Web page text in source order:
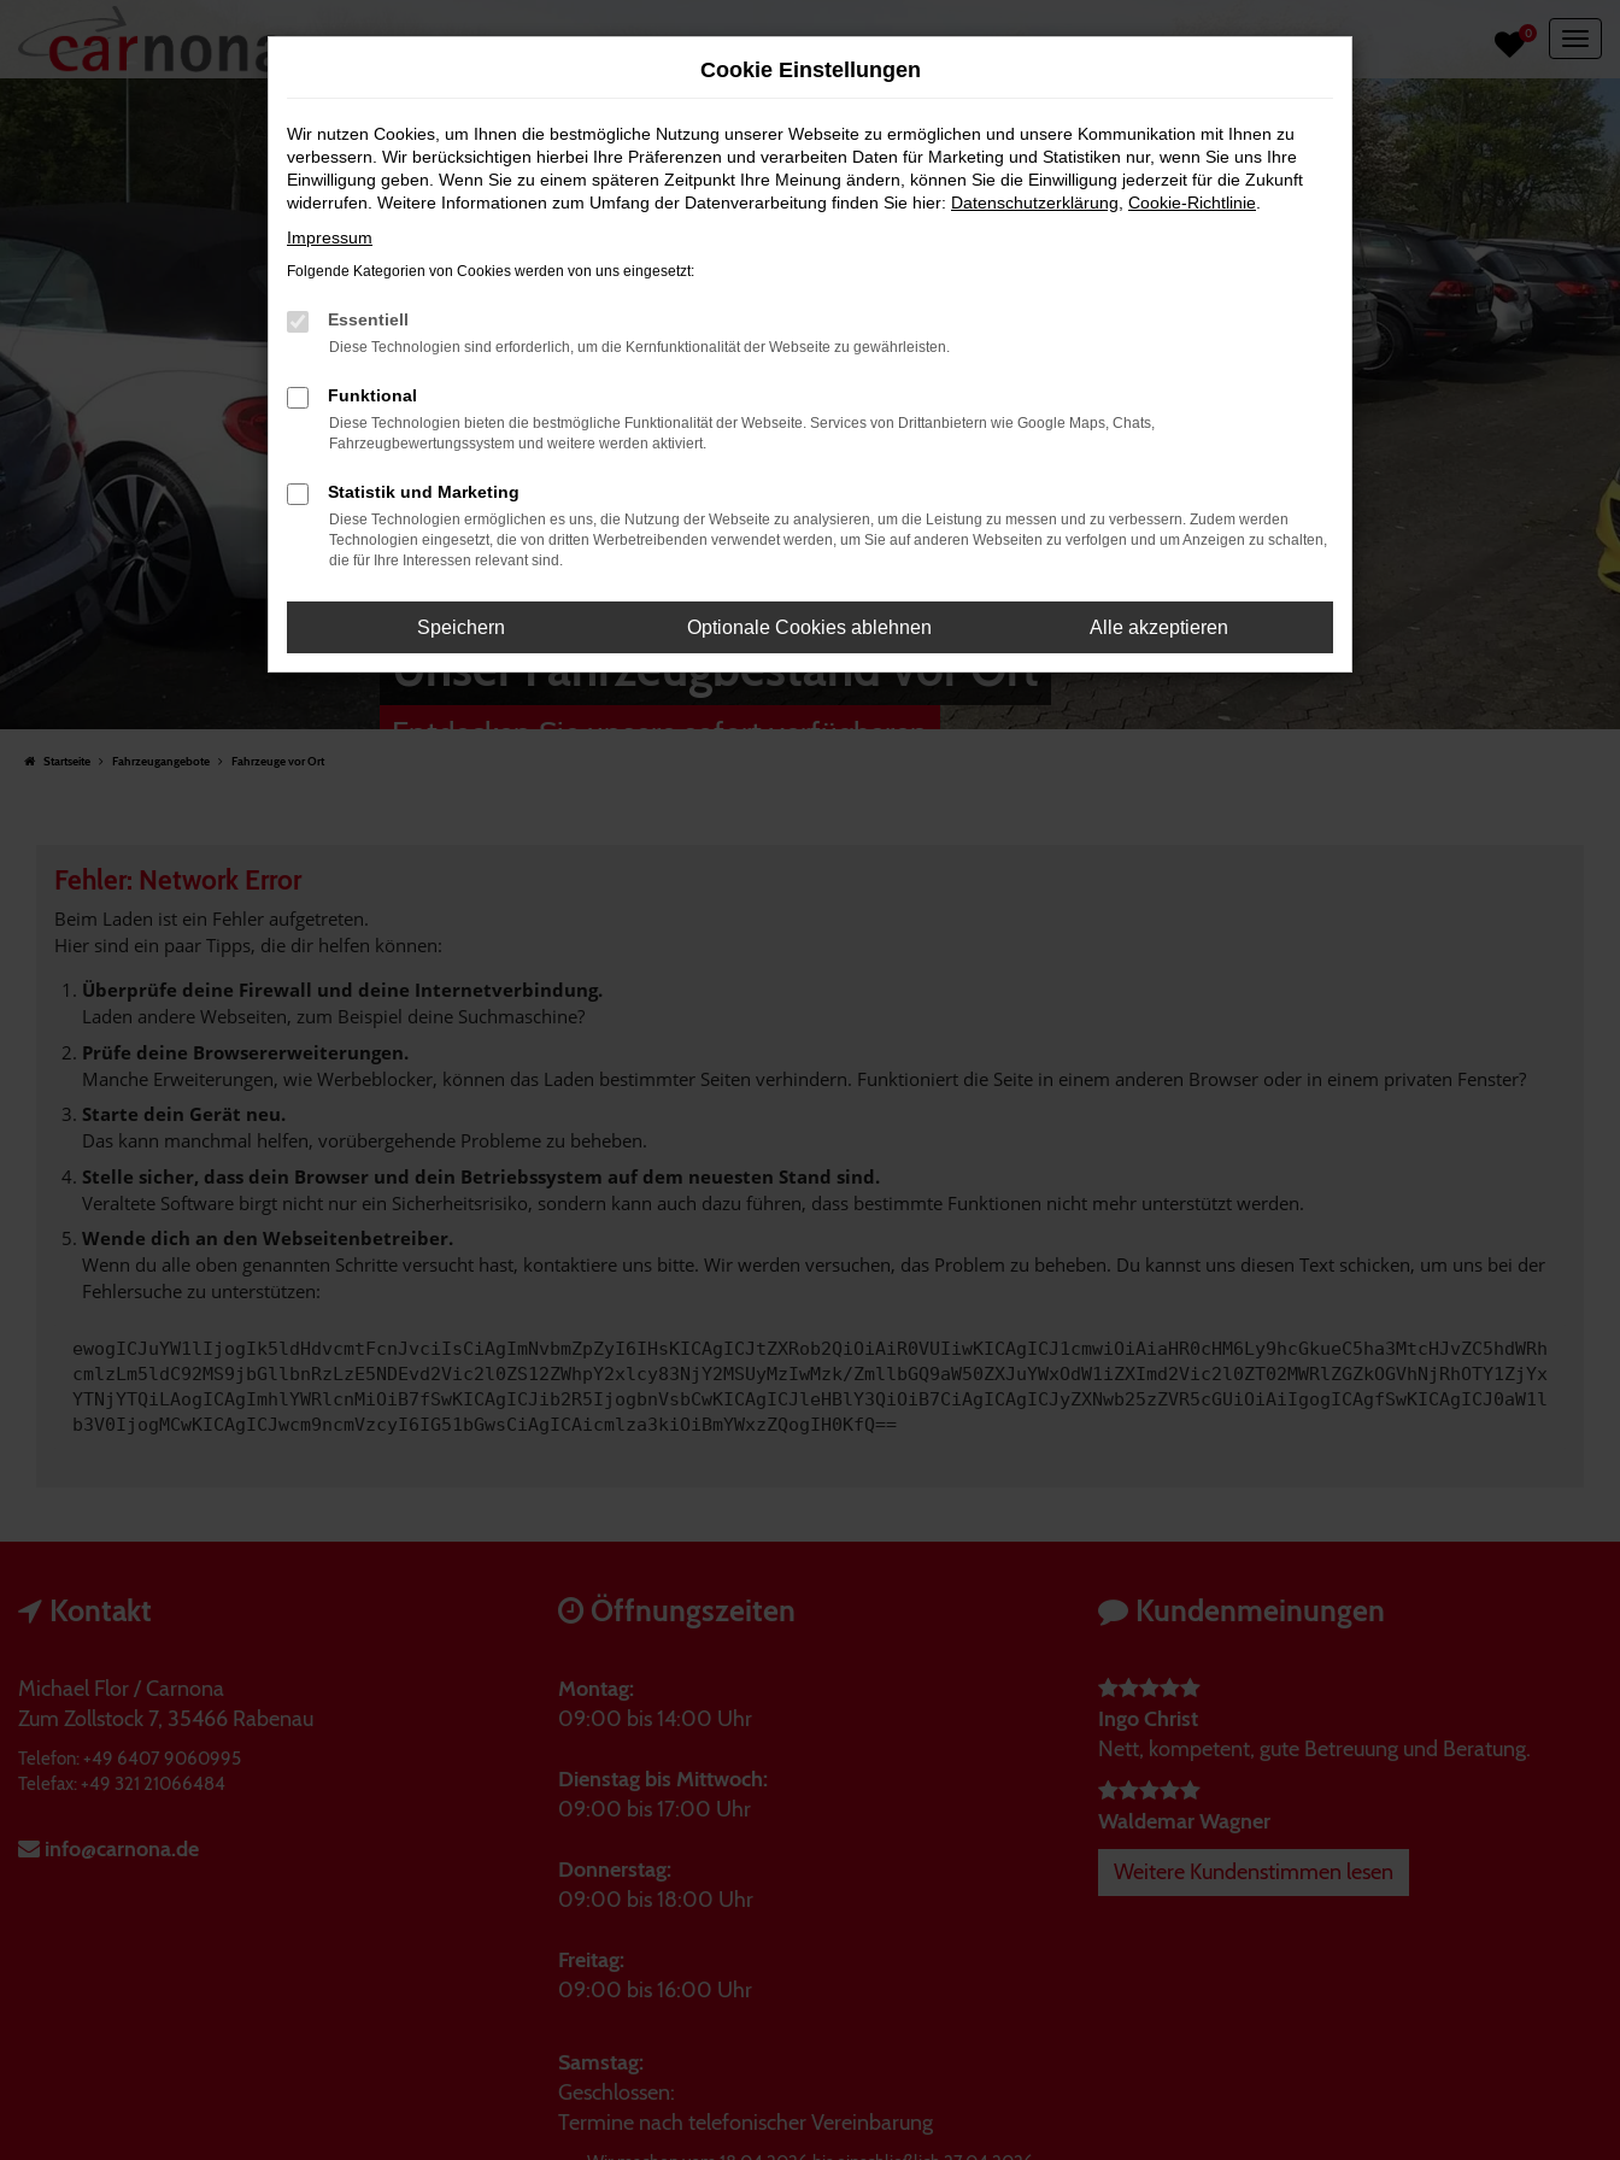
Zum
Hauptinhalt
springen
0
Unser Fahrzeugbestand vor Ort
Entdecken Sie unsere sofort verfügbaren
Startseite Fahrzeugangebote Fahrzeuge vor Ort
Fehler: Network Error
Beim Laden ist ein Fehler aufgetreten.
Hier sind ein paar Tipps, die dir helfen können:
Überprüfe deine Firewall und deine Internetverbindung.
Laden andere Webseiten, zum Beispiel deine Suchmaschine?
Prüfe deine Browsererweiterungen.
Manche Erweiterungen, wie Werbeblocker, können das Laden bestimmter Seiten verhindern. Funktioniert die Seite in einem anderen Browser oder in einem privaten Fenster?
Starte dein Gerät neu.
Das kann manchmal helfen, vorübergehende Probleme zu beheben.
Stelle sicher, dass dein Browser und dein Betriebssystem auf dem neuesten Stand sind.
Veraltete Software birgt nicht nur ein Sicherheitsrisiko, sondern kann auch dazu führen, dass bestimmte Funktionen nicht mehr unterstützt werden.
Wende dich an den Webseitenbetreiber.
Wenn du alle oben genannten Schritte versucht hast, kontaktiere uns bitte. Wir werden versuchen, das Problem zu beheben. Du kannst uns diesen Text schicken, um uns bei der
Fehlersuche zu unterstützen:
ewogICJuYW1lIjogIk5ldHdvcmtFcnJvciIsCiAgImNvbmZpZyI6IHsKICAgICJtZXRob2QiOiAiR0VUIiwKICAgICJ1cmwiOiAiaHR0cHM6Ly9hcGkueC5ha3MtcHJvZC5hdWRh
cmlzLm5ldC92MS9jbGllbnRzLzE5NDEvd2Vic2l0ZS12ZWhpY2xlcy83NjY2MSUyMzIwMzk/ZmllbGQ9aW50ZXJuYWxOdW1iZXImd2Vic2l0ZT02MWRlZGZkOGVhNjRhOTY1ZjYx
YTNjYTQiLAogICAgImhlYWRlcnMiOiB7fSwKICAgICJib2R5IjogbnVsbCwKICAgICJleHBlY3QiOiB7CiAgICAgICJyZXNwb25zZVR5cGUiOiAiIgogICAgfSwKICAgICJ0aW1l
b3V0IjogMCwKICAgICJwcm9ncmVzcyI6IG51bGwsCiAgICAicmlza3kiOiBmYWxzZQogIH0KfQ==
Kontakt
Michael Flor / Carnona
Zum Zollstock 7, 35466 Rabenau
Telefon: +49 6407 9060995
Telefax: +49 321 21066484
info@carnona.de
Öffnungszeiten
Montag:
09:00 bis 14:00 Uhr
Dienstag bis Mittwoch:
09:00 bis 17:00 Uhr
Donnerstag:
09:00 bis 18:00 Uhr
Freitag:
09:00 bis 16:00 Uhr
Samstag:
Geschlossen:
Termine nach telefonischer Vereinbarung
Kundenmeinungen
Ingo Christ
Nett, kompetent, gute Betreuung und Beratung.
Waldemar Wagner
Weitere Kundenstimmen lesen
Cookie Einstellungen
Wir nutzen Cookies, um Ihnen die bestmögliche Nutzung unserer Webseite zu ermöglichen und unsere Kommunikation mit Ihnen zu
verbessern. Wir berücksichtigen hierbei Ihre Präferenzen und verarbeiten Daten für Marketing und Statistiken nur, wenn Sie uns Ihre
Einwilligung geben. Wenn Sie zu einem späteren Zeitpunkt Ihre Meinung ändern, können Sie die Einwilligung jederzeit für die Zukunft
widerrufen. Weitere Informationen zum Umfang der Datenverarbeitung finden Sie hier: Datenschutzerklärung Cookie-Richtlinie
Impressum
Folgende Kategorien von Cookies werden von uns eingesetzt:
Essentiell
Diese Technologien sind erforderlich, um die Kernfunktionalität der Webseite zu gewährleisten.
Funktional
Diese Technologien bieten die bestmögliche Funktionalität der Webseite. Services von Drittanbietern wie Google Maps, Chats,
Fahrzeugbewertungssystem und weitere werden aktiviert.
Statistik und Marketing
Diese Technologien ermöglichen es uns, die Nutzung der Webseite zu analysieren, um die Leistung zu messen und zu verbessern. Zudem werden
Technologien eingesetzt, die von dritten Werbetreibenden verwendet werden, um Sie auf anderen Webseiten zu verfolgen und um Anzeigen zu schalten,
die für Ihre Interessen relevant sind.
Speichern Optionale Cookies ablehnen Alle akzeptieren